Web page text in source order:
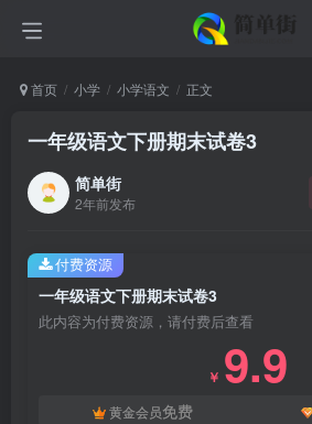
首页 小学 小学语文 正文
一年级语文下册期末试卷3
简单街
2年前发布
一年级语文下册期末试卷3
此内容为付费资源，请付费后查看
￥ 9.9
黄金会员免费
付费资源